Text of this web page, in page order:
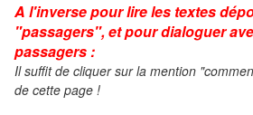
A l'inverse pour lire les textes
"passagers", et pour dialoguer
passagers :
Il suffit de cliquer sur la mention
de cette page !